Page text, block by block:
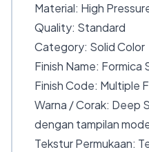
Material: High
Quality: Standard
Category: Solid Color
Finish Name: Formica
Finish Code: Multiple
Warna / Corak: Deep
dengan tampilan
Tekstur Permukaan: